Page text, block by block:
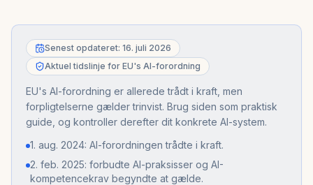
Senest opdateret: 16. juli 2026
Aktuel tidslinje for EU's AI-forordning
EU's AI-forordning er allerede trådt i kraft, men
forpligtelserne gælder trinvist. Brug siden som praktisk
guide, og kontroller derefter dit konkrete AI-system.
1. aug. 2024: AI-forordningen trådte i kraft.
2. feb. 2025: forbudte AI-praksisser og AI-
kompetencekrav begyndte at gælde.